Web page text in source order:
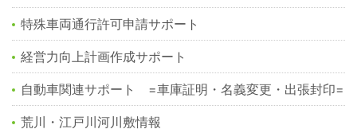
特殊車両通行許可申請サポート
経営力向上計画作成サポート
自動車関連サポート =車庫証明・名義変更・出張封印=
荒川・江戸川河川敷情報